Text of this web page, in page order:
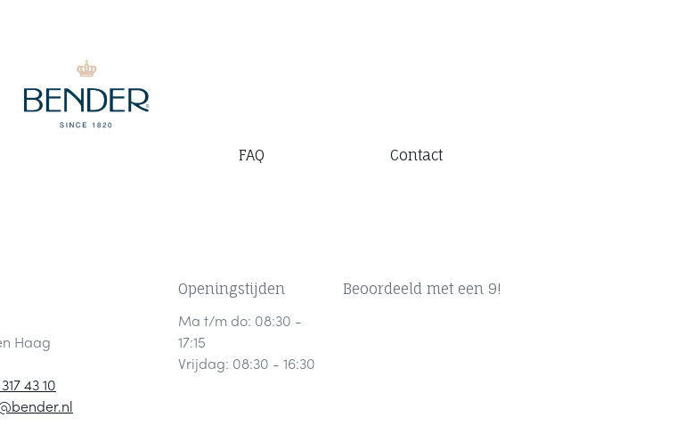
Haag
43 10
Openingstijden
Ma t/m do: 08:30 -
17:15
Vrijdag: 08:30 - 16:30
Beoordeeld met een 9!
Contact
FAQ